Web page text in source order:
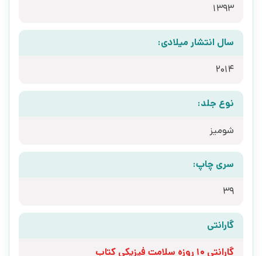
1393
سال انتشار میلادی:
2014
نوع جلد:
شومیز
سری چاپ:
39
گارانتی
گارانتی 10 روزه سلامت فیزیکی کتاب